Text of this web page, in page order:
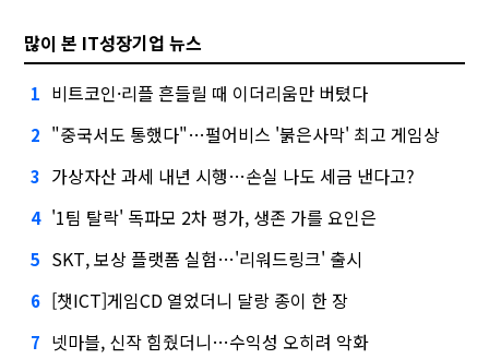
많이 본 IT성장기업 뉴스
1 비트코인·리플 흔들릴 때 이더리움만 버텼다
2 "중국서도 통했다"…펄어비스 '붉은사막' 최고 게임상
3 가상자산 과세 내년 시행…손실 나도 세금 낸다고?
4 '1팀 탈락' 독파모 2차 평가, 생존 가를 요인은
5 SKT, 보상 플랫폼 실험…'리워드링크' 출시
6 [챗ICT]게임CD 열었더니 달랑 종이 한 장
7 넷마블, 신작 힘줬더니…수익성 오히려 악화